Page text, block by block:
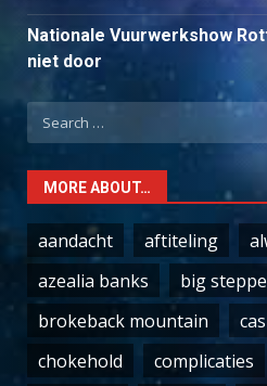
Nationale Vuurwerkshow
niet door
Search
for:
MORE ABOUT…
aandacht aftiteling
azealia banks
big
brokeback mountain
chokehold
complicaties